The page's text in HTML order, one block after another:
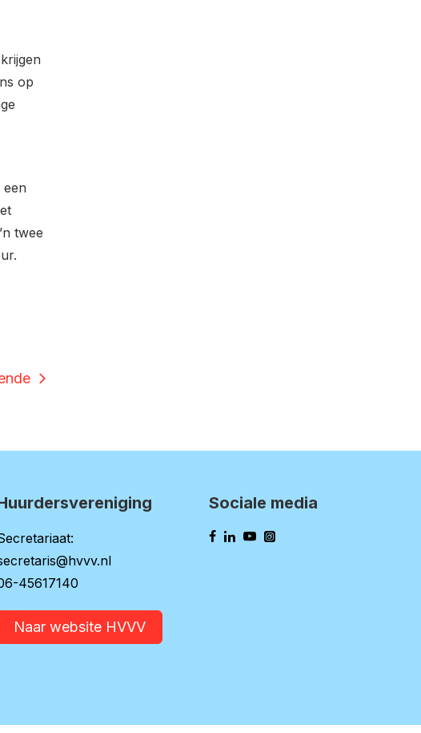
op
een
twee
45617140
Naar website HVVV
Sociale media